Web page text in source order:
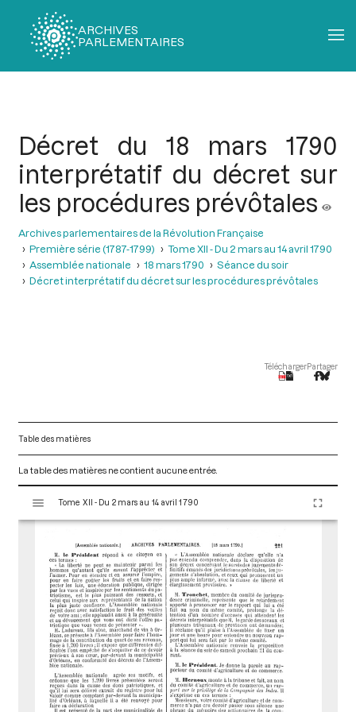
ARCHIVES
PARLEMENTAIRES
Décret du 18 mars 1790
interprétatif du décret sur
les procédures prévôtales
Archives parlementaires de la Révolution Française
Première série (1787-1799)
Tome XII - Du 2 mars au 14 avril 1790
Assemblée nationale
18 mars 1790
Séance du soir
Décret interprétatif du décret sur les procédures prévôtales
TéléchargerPartager
Table des matières
La table des matières ne contient aucune entrée.
s
Tome XII - Du 2 mars au 14 avril 1790